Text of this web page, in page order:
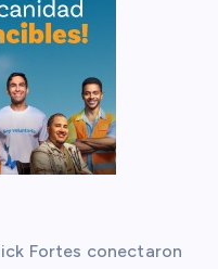
Fortes conectaron